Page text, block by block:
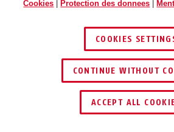
commerciales et noms de marque sont la
détenteurs respectifs.
Cookies Protection des donnees
COOKIES
CONTINUE WITHOUT
ACCEPT ALL